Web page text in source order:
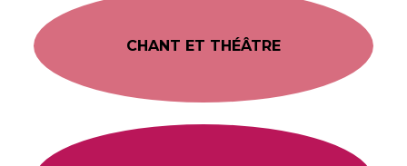
CHANT ET THÉÂTRE